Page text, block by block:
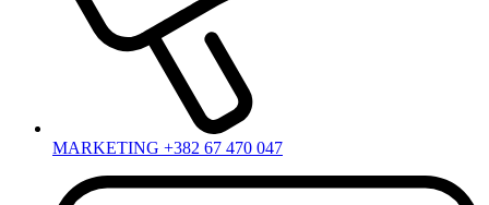
MARKETING +382 67 470 047